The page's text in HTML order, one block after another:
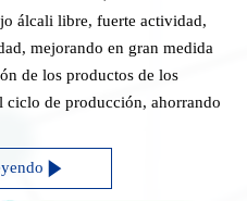
álcali libre, fuerte actividad,
mejorando en gran medida
de los productos de los
ciclo de producción, ahorrando
